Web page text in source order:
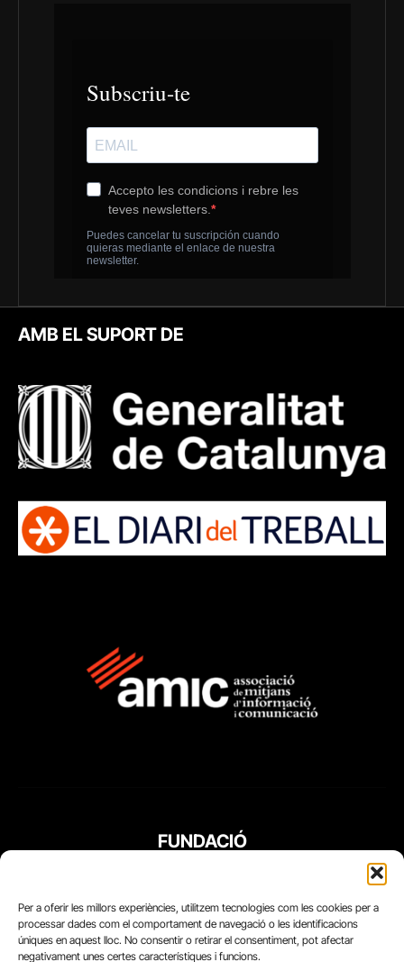
Per a oferir les millors experiències, utilitzem tecnologies com les cookies per a
processar dades com el comportament de navegació o les identificacions
úniques en aquest lloc. No consentir o retirar el consentiment, pot afectar
negativament unes certes característiques i funcions.
AMB EL SUPORT DE
FUNDACIÓ